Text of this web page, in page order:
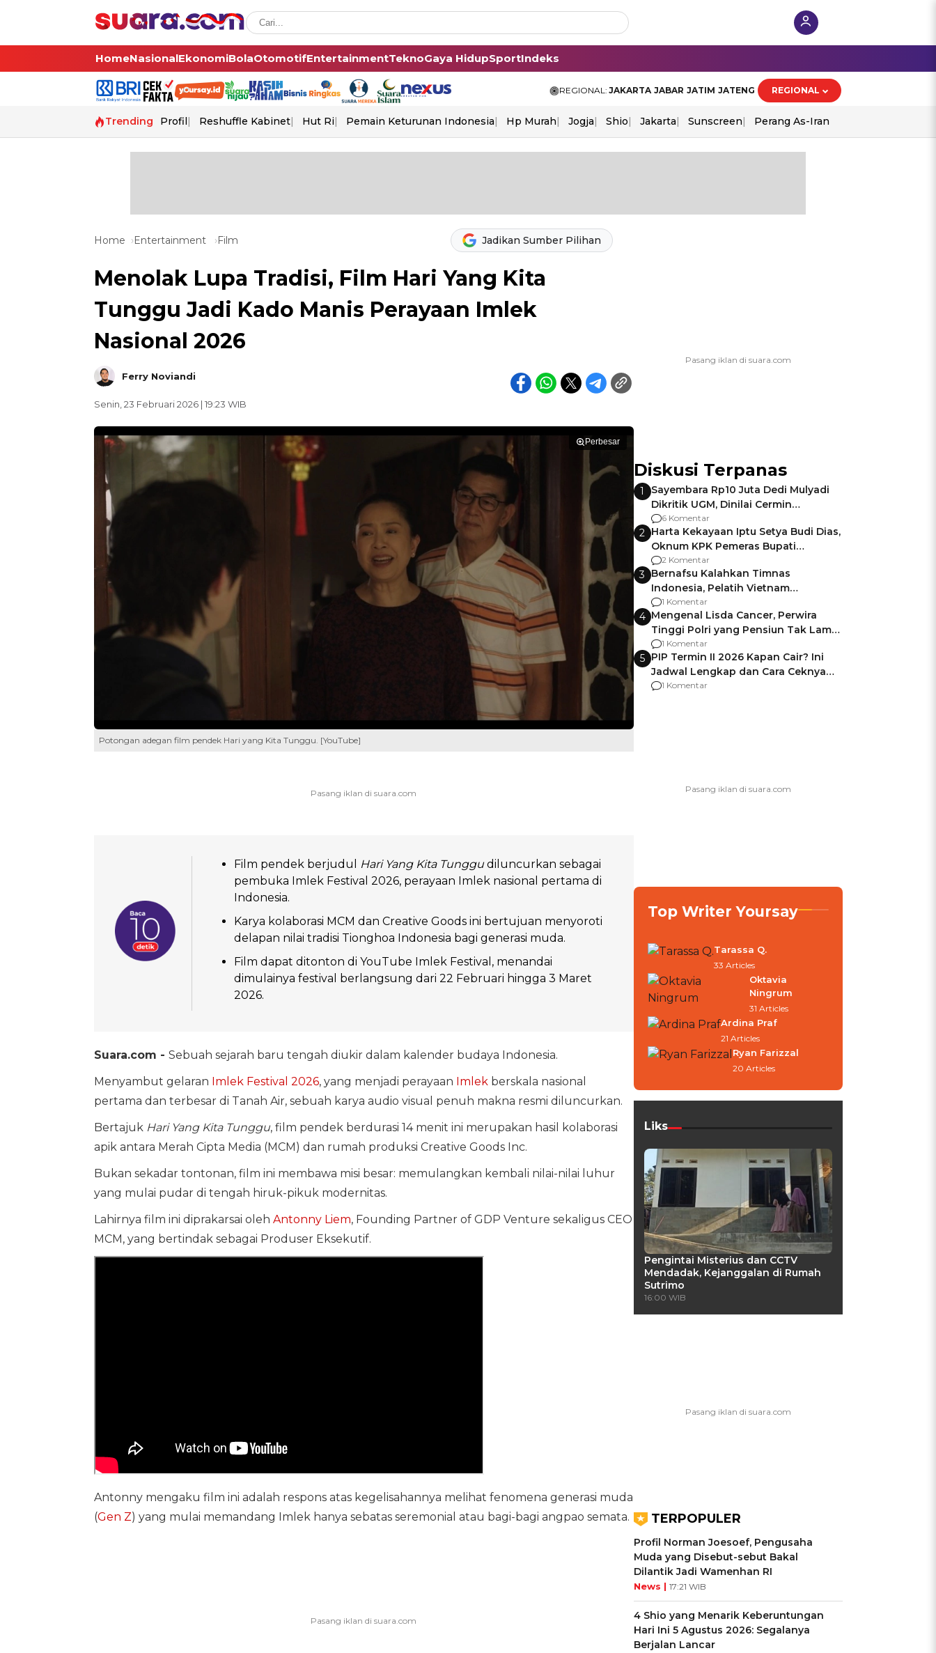
HomeNasionalEkonomiBolaOtomotifEntertainmentTeknoGaya HidupSportIndeks
REGIONAL: JAKARTA JABAR JATIM JATENG REGIONAL
Trending Profil Reshuffle Kabinet Hut Ri Pemain Keturunan Indonesia Hp Murah Jogja Shio Jakarta Sunscreen Perang As-Iran
Home Entertainment Film Jadikan Sumber Pilihan
Menolak Lupa Tradisi, Film Hari Yang Kita
Tunggu Jadi Kado Manis Perayaan Imlek
Nasional 2026
Ferry Noviandi
Senin, 23 Februari 2026 | 19:23 WIB
Perbesar
Potongan adegan film pendek Hari yang Kita Tunggu. [YouTube]
Film pendek berjudul Hari Yang Kita Tunggudiluncurkan sebagai
pembuka Imlek Festival 2026, perayaan Imlek nasional pertama di
Indonesia.
Karya kolaborasi MCM dan Creative Goods ini bertujuan menyoroti
delapan nilai tradisi Tionghoa Indonesia bagi generasi muda.
Film dapat ditonton di YouTube Imlek Festival, menandai
dimulainya festival berlangsung dari 22 Februari hingga 3 Maret
2026.
Suara.com - Sebuah sejarah baru tengah diukir dalam kalender budaya Indonesia.
Menyambut gelaran Imlek Festival 2026, yang menjadi perayaan Imlek berskala nasional
pertama dan terbesar di Tanah Air, sebuah karya audio visual penuh makna resmi diluncurkan.
Bertajuk Hari Yang Kita Tunggu, film pendek berdurasi 14 menit ini merupakan hasil kolaborasi
apik antara Merah Cipta Media (MCM) dan rumah produksi Creative Goods Inc.
Bukan sekadar tontonan, film ini membawa misi besar: memulangkan kembali nilai-nilai luhur
yang mulai pudar di tengah hiruk-pikuk modernitas.
Lahirnya film ini diprakarsai oleh Antonny Liem, Founding Partner of GDP Venture sekaligus CEO
MCM, yang bertindak sebagai Produser Eksekutif.
Antonny mengaku film ini adalah respons atas kegelisahannya melihat fenomena generasi muda
(Gen Z) yang mulai memandang Imlek hanya sebatas seremonial atau bagi-bagi angpao semata.
Diskusi Terpanas
1
Sayembara Rp10 Juta Dedi Mulyadi
Dikritik UGM, Dinilai Cermin
Gagalnya Negara Jamin Keamanan
6 Komentar
2 Harta Kekayaan Iptu Setya Budi Dias,
Oknum KPK Pemeras Bupati
Pemalang
2 Komentar
3 Bernafsu Kalahkan Timnas
Indonesia, Pelatih Vietnam
Berencana Pakai Jimat di Pakansari
1 Komentar
4 Mengenal Lisda Cancer, Perwira
Tinggi Polri yang Pensiun Tak Lama
Usai Jadi Brigjen
1 Komentar
5 PIP Termin II 2026 Kapan Cair? Ini
Jadwal Lengkap dan Cara Ceknya
agar Dana Tidak Hangus!
1 Komentar
Top Writer Yoursay
Tarassa Q.
33 Articles
Oktavia
Ningrum
31 Articles
Ardina Praf
21 Articles
Ryan Farizzal
20 Articles
Liks
Pengintai Misterius dan CCTV
Mendadak, Kejanggalan di Rumah
Sutrimo
16:00 WIB
TERPOPULER
Profil Norman Joesoef, Pengusaha
Muda yang Disebut-sebut Bakal
Dilantik Jadi Wamenhan RI
News | 17:21 WIB
4 Shio yang Menarik Keberuntungan
Hari Ini 5 Agustus 2026: Segalanya
Berjalan Lancar